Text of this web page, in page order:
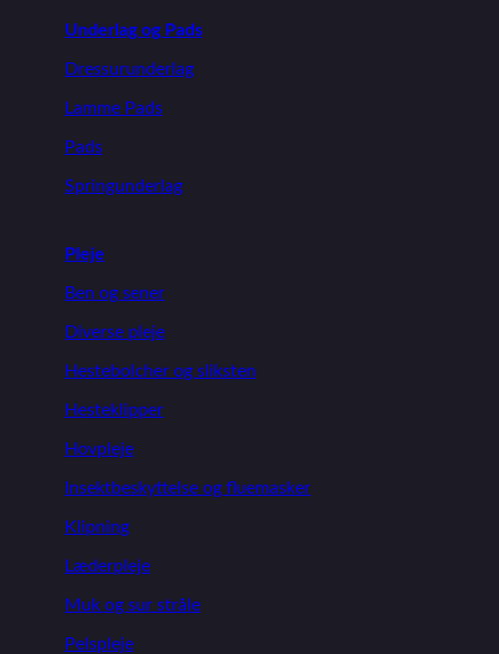
Underlag og Pads
Dressurunderlag
Lamme Pads
Pads
Springunderlag
Pleje
Ben og sener
Diverse pleje
Hestebolcher og sliksten
Hesteklipper
Hovpleje
Insektbeskyttelse og fluemasker
Klipning
Læderpleje
Muk og sur stråle
Pelspleje